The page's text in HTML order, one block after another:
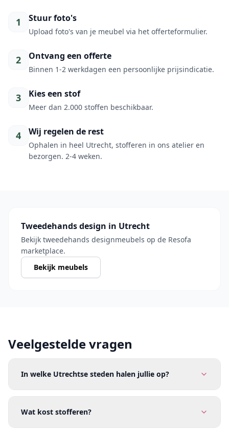
1 Stuur foto's
Upload foto's van je meubel via het offerteformulier.
2 Ontvang een offerte
Binnen 1-2 werkdagen een persoonlijke prijsindicatie.
3 Kies een stof
Meer dan 2.000 stoffen beschikbaar.
4 Wij regelen de rest
Ophalen in heel Utrecht, stofferen in ons atelier en
bezorgen. 2-4 weken.
Tweedehands design in Utrecht
Bekijk tweedehands designmeubels op de Resofa
marketplace.
Bekijk meubels
Veelgestelde vragen
In welke Utrechtse steden halen jullie op?
Wat kost stofferen?